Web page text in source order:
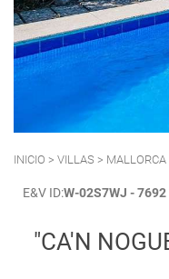
POLLENSA
PUERTO ALCUDIA
INICIO > VILLAS > MALLORCA
E&V ID:W-02S7WJ - 7692
"CA'N